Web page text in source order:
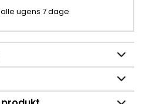
ugens 7 dage